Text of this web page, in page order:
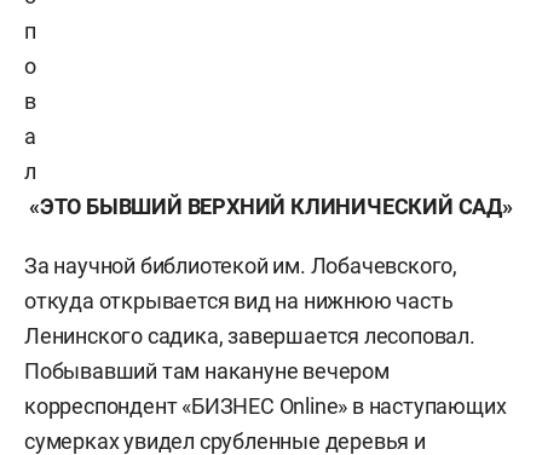
п
о
в
а
л
«ЭТО БЫВШИЙ ВЕРХНИЙ КЛИНИЧЕСКИЙ САД»
За научной библиотекой им. Лобачевского,
откуда открывается вид на нижнюю часть
Ленинского садика, завершается лесоповал.
Побывавший там накануне вечером
корреспондент «БИЗНЕС Online» в наступающих
сумерках увидел срубленные деревья и